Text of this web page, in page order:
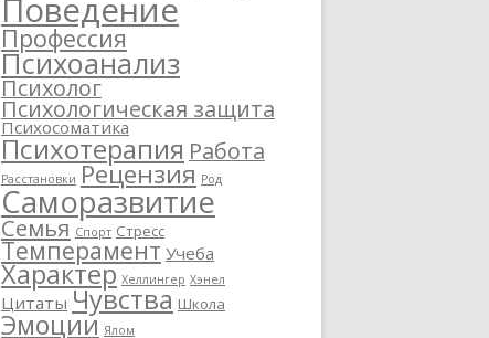
Поведение
Профессия
Психоанализ
Психолог
Психологическая защита
Психосоматика
Психотерапия Работа
Расстановки Рецензия Род
Саморазвитие
Семья Спорт Стресс
Темперамент Учеба
Характер Хеллингер Хэнел
Цитаты Чувства Школа
Эмоции Ялом